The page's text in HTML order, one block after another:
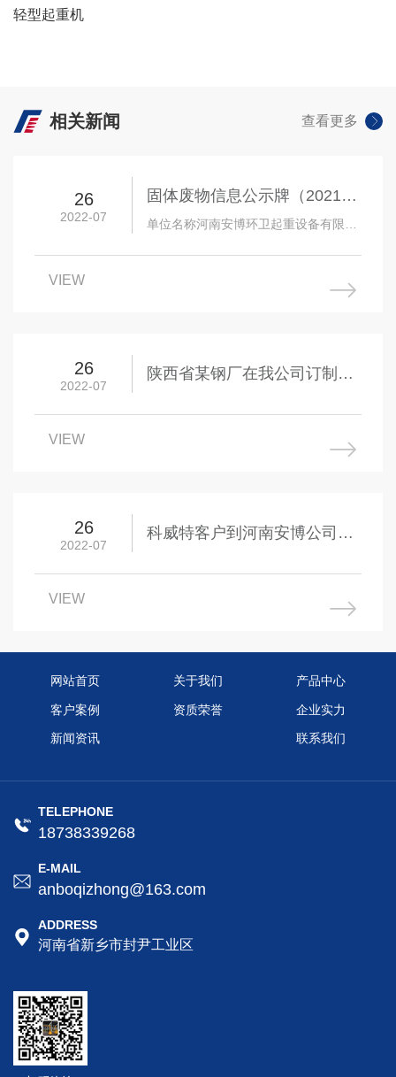
轻型起重机
相关新闻 查看更多
26
2022-07
固体废物信息公示牌（2021
年）
单位名称河南安博环卫起重设备有限公
VIEW
26
2022-07
陕西省某钢厂在我公司订制的
VIEW
26
2022-07
科威特客户到河南安博公司视
VIEW
网站首页 关于我们 产品中心
客户案例 资质荣誉 企业实力
新闻资讯 联系我们
TELEPHONE
18738339268
E-MAIL
anboqizhong@163.com
ADDRESS
河南省新乡市封尹工业区